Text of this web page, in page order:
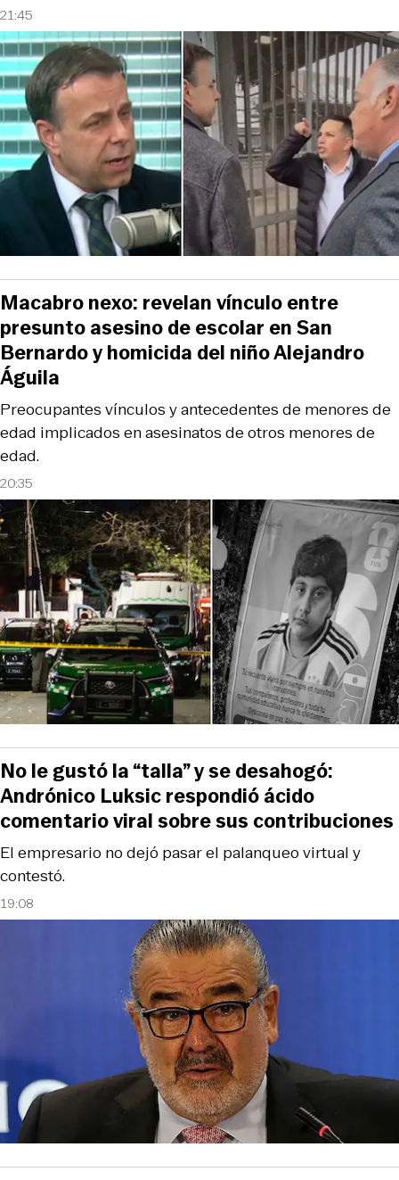
21:45
20:35
Preocupantes vínculos y antecedentes de menores de
edad implicados en asesinatos de otros menores de
edad.
Macabro nexo: revelan vínculo entre
presunto asesino de escolar en San
Bernardo y homicida del niño Alejandro
Águila
19:08
El empresario no dejó pasar el palanqueo virtual y
contestó.
No le gustó la “talla” y se desahogó:
Andrónico Luksic respondió ácido
comentario viral sobre sus contribuciones